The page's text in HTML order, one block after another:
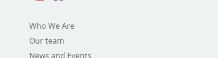
Who We Are
Our team
News and Events